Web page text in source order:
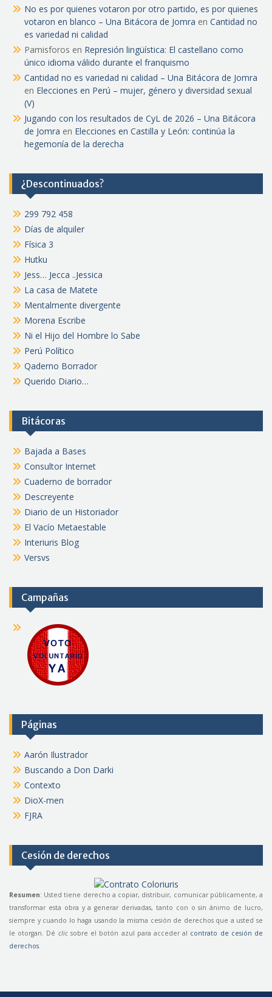
No es por quienes votaron por otro partido, es por quienes
votaron en blanco – Una Bitácora de Jomra en Cantidad no
es variedad ni calidad
Pamisforos en Represión lingüística: El castellano como
único idioma válido durante el franquismo
Cantidad no es variedad ni calidad – Una Bitácora de Jomra
en Elecciones en Perú – mujer, género y diversidad sexual
(V)
Jugando con los resultados de CyL de 2026 – Una Bitácora
de Jomra en Elecciones en Castilla y León: continúa la
hegemonía de la derecha
¿Descontinuados?
299 792 458
Días de alquiler
Física 3
Hutku
Jess… Jecca ..Jessica
La casa de Matete
Mentalmente divergente
Morena Escribe
Ni el Hijo del Hombre lo Sabe
Perú Político
Qaderno Borrador
Querido Diario…
Bitácoras
Bajada a Bases
Consultor Internet
Cuaderno de borrador
Descreyente
Diario de un Historiador
El Vacío Metaestable
Interiuris Blog
Versvs
Campañas
Páginas
Aarón Ilustrador
Buscando a Don Darki
Contexto
DioX-men
FJRA
Cesión de derechos
Resumen: Usted tiene derecho a copiar, distribuir, comunicar públicamente, a
transformar esta obra y a generar derivadas, tanto con o sin ánimo de lucro,
siempre y cuando lo haga usando la misma cesión de derechos que a usted se
le otorgan. Dé clicsobre el botón azul para acceder al contrato de cesión de
derechos